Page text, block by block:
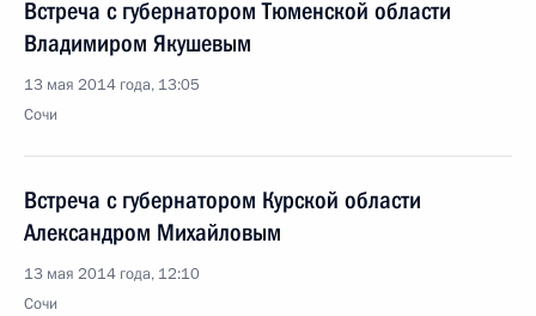
Встреча с губернатором Тюменской области
Владимиром Якушевым
13 мая 2014 года, 13:05
Сочи
Встреча с губернатором Курской области
Александром Михайловым
13 мая 2014 года, 12:10
Сочи